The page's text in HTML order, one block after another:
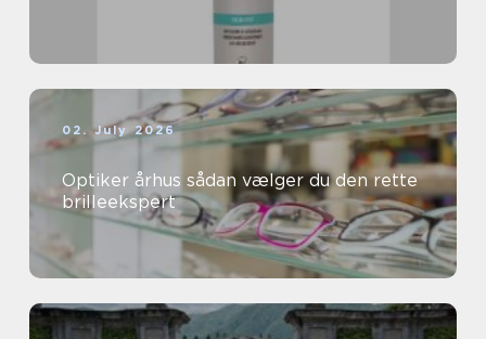
02. July 2026
Optiker århus sådan vælger du den rette
brilleekspert